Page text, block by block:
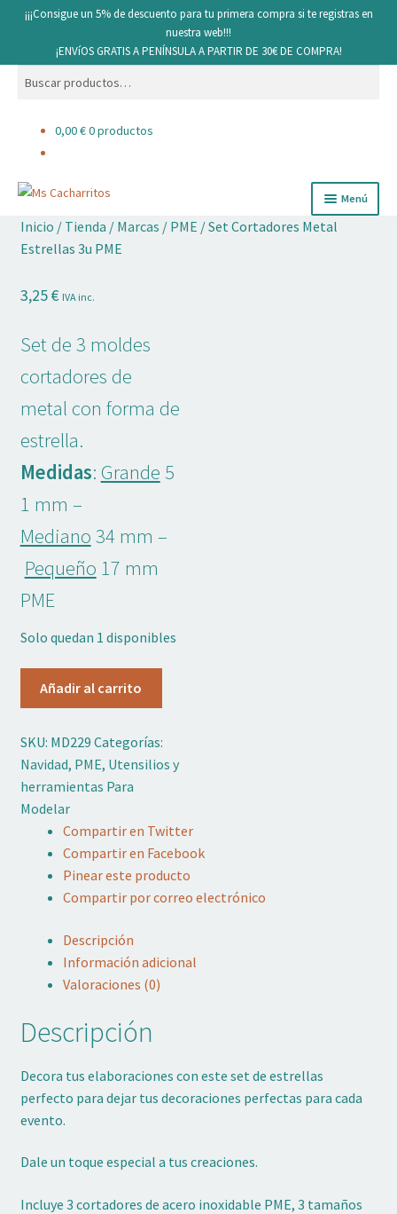
¡¡¡Consigue un 5% de descuento para tu primera compra si te registras en
nuestra web!!!
¡ENVíOS GRATIS A PENÍNSULA A PARTIR DE 30€ DE COMPRA!
0,00€0 productos
Ir
la
navegación
Ir
contenido
Menú
Cacharritos y Utensilios
Decoración comestible
Adornos No Comestibles
Textil
Temas
OFERTAS
Blog de Repostería
Inicio / Tienda / Marcas / PME /Set Cortadores Metal
Estrellas 3u PME
3,25€ IVA inc.
Set de 3 moldes
cortadores de
metal con forma de
estrella.
Medidas: Grande 5
1 mm –
Mediano 34 mm –
Pequeño 17 mm
PME
Solo quedan 1 disponibles
Estrellas
3u
PME
cantidad
Añadir al carrito
SKU: MD229 Categorías:
Navidad, PME, Utensilios y
herramientas Para
Modelar
Compartir en Twitter
Compartir en Facebook
Pinear este producto
Compartir por correo electrónico
Descripción
Información adicional
Valoraciones (0)
Descripción
Decora tus elaboraciones con este set de estrellas
perfecto para dejar tus decoraciones perfectas para cada
evento.
Dale un toque especial a tus creaciones.
Incluye 3 cortadores de acero inoxidable PME, 3 tamaños